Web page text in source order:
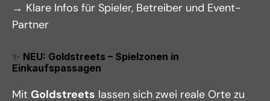
→ Klare Infos für Spieler, Betreiber und Event-
Partner
✨ NEU: Goldstreets – Spielzonen in
Einkaufspassagen
Mit Goldstreets lassen sich zwei reale Orte zu